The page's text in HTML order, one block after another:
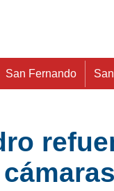
San Fernando